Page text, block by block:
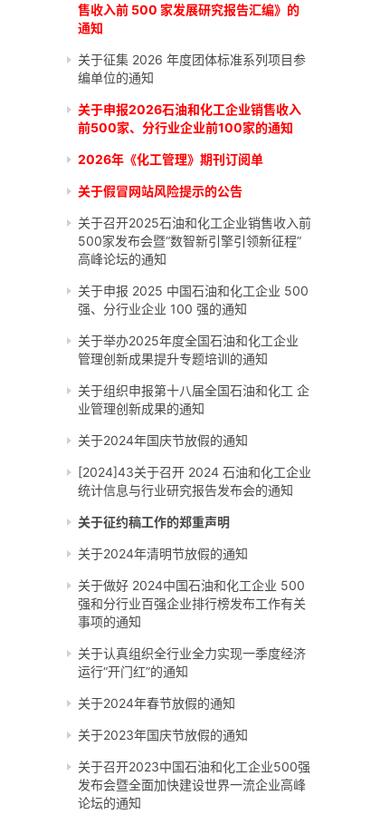
售收入前 500 家发展研究报告汇编》的
通知
关于征集 2026 年度团体标准系列项目参
编单位的通知
关于申报2026石油和化工企业销售收入
前500家、分行业企业前100家的通知
2026年《化工管理》期刊订阅单
关于假冒网站风险提示的公告
关于召开2025石油和化工企业销售收入前
500家发布会暨“数智新引擎引领新征程”
高峰论坛的通知
关于申报 2025 中国石油和化工企业 500
强、分行业企业 100 强的通知
关于举办2025年度全国石油和化工企业
管理创新成果提升专题培训的通知
关于组织申报第十八届全国石油和化工 企
业管理创新成果的通知
关于2024年国庆节放假的通知
[2024]43关于召开 2024 石油和化工企业
统计信息与行业研究报告发布会的通知
关于征约稿工作的郑重声明
关于2024年清明节放假的通知
关于做好 2024中国石油和化工企业 500
强和分行业百强企业排行榜发布工作有关
事项的通知
关于认真组织全行业全力实现一季度经济
运行“开门红”的通知
关于2024年春节放假的通知
关于2023年国庆节放假的通知
关于召开2023中国石油和化工企业500强
发布会暨全面加快建设世界一流企业高峰
论坛的通知